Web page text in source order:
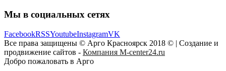
Мы в социальных сетях
FacebookRSSYoutubeInstagramVK
Все права защищены © Арго Красноярск 2018 © | Создание и
продвижение сайтов - Компания M-center24.ru
Добро пожаловать в Арго